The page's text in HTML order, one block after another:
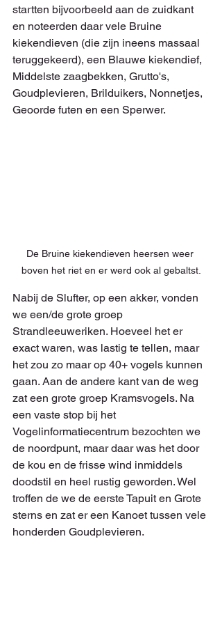
startten bijvoorbeeld aan de zuidkant
en noteerden daar vele Bruine
kiekendieven (die zijn ineens massaal
teruggekeerd), een Blauwe kiekendief,
Middelste zaagbekken, Grutto's,
Goudplevieren, Brilduikers, Nonnetjes,
Geoorde futen en een Sperwer.
De Bruine kiekendieven heersen weer
boven het riet en er werd ook al gebaltst.
Nabij de Slufter, op een akker, vonden
we een/de grote groep
Strandleeuweriken. Hoeveel het er
exact waren, was lastig te tellen, maar
het zou zo maar op 40+ vogels kunnen
gaan. Aan de andere kant van de weg
zat een grote groep Kramsvogels. Na
een vaste stop bij het
Vogelinformatiecentrum bezochten we
de noordpunt, maar daar was het door
de kou en de frisse wind inmiddels
doodstil en heel rustig geworden. Wel
troffen de we de eerste Tapuit en Grote
sterns en zat er een Kanoet tussen vele
honderden Goudplevieren.